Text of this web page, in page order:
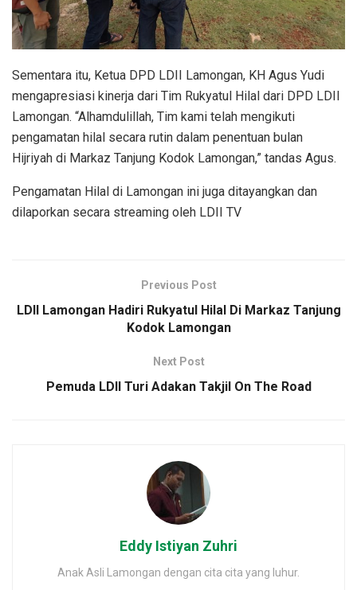
Sementara itu, Ketua DPD LDII Lamongan, KH Agus Yudi
mengapresiasi kinerja dari Tim Rukyatul Hilal dari DPD LDII
Lamongan. “Alhamdulillah, Tim kami telah mengikuti
pengamatan hilal secara rutin dalam penentuan bulan
Hijriyah di Markaz Tanjung Kodok Lamongan,” tandas Agus.
Pengamatan Hilal di Lamongan ini juga ditayangkan dan
dilaporkan secara streaming oleh LDII TV
Previous Post
LDII Lamongan Hadiri Rukyatul Hilal Di Markaz Tanjung
Kodok Lamongan
Next Post
Pemuda LDII Turi Adakan Takjil On The Road
Eddy Istiyan Zuhri
Anak Asli Lamongan dengan cita cita yang luhur.